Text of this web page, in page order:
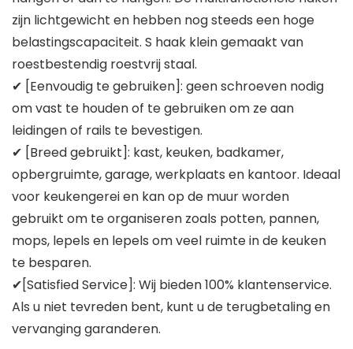
zijn lichtgewicht en hebben nog steeds een hoge
belastingscapaciteit. S haak klein gemaakt van
roestbestendig roestvrij staal.
✔ [Eenvoudig te gebruiken]: geen schroeven nodig
om vast te houden of te gebruiken om ze aan
leidingen of rails te bevestigen.
✔ [Breed gebruikt]: kast, keuken, badkamer,
opbergruimte, garage, werkplaats en kantoor. Ideaal
voor keukengerei en kan op de muur worden
gebruikt om te organiseren zoals potten, pannen,
mops, lepels en lepels om veel ruimte in de keuken
te besparen.
✔[Satisfied Service]: Wij bieden 100% klantenservice.
Als u niet tevreden bent, kunt u de terugbetaling en
vervanging garanderen.